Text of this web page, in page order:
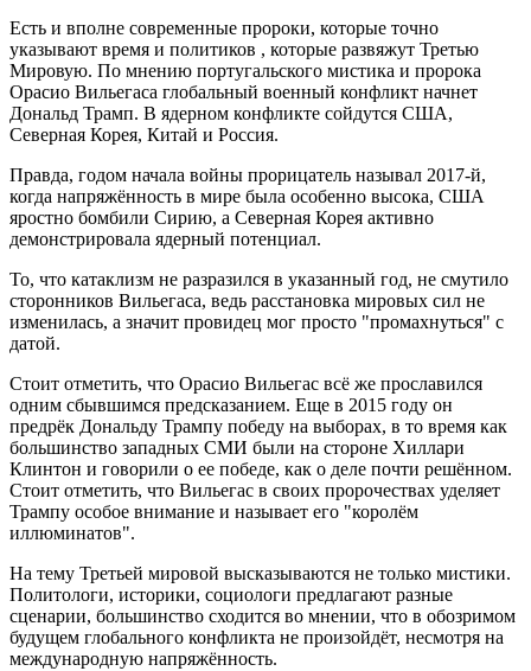
Есть и вполне современные пророки, которые точно
указывают время и политиков , которые развяжут Третью
Мировую. По мнению португальского мистика и пророка
Орасио Вильегаса глобальный военный конфликт начнет
Дональд Трамп. В ядерном конфликте сойдутся США,
Северная Корея, Китай и Россия.
Правда, годом начала войны прорицатель называл 2017-й,
когда напряжённость в мире была особенно высока, США
яростно бомбили Сирию, а Северная Корея активно
демонстрировала ядерный потенциал.
То, что катаклизм не разразился в указанный год, не смутило
сторонников Вильегаса, ведь расстановка мировых сил не
изменилась, а значит провидец мог просто "промахнуться" с
датой.
Стоит отметить, что Орасио Вильегас всё же прославился
одним сбывшимся предсказанием. Еще в 2015 году он
предрёк Дональду Трампу победу на выборах, в то время как
большинство западных СМИ были на стороне Хиллари
Клинтон и говорили о ее победе, как о деле почти решённом.
Стоит отметить, что Вильегас в своих пророчествах уделяет
Трампу особое внимание и называет его "королём
иллюминатов".
На тему Третьей мировой высказываются не только мистики.
Политологи, историки, социологи предлагают разные
сценарии, большинство сходится во мнении, что в обозримом
будущем глобального конфликта не произойдёт, несмотря на
международную напряжённость.